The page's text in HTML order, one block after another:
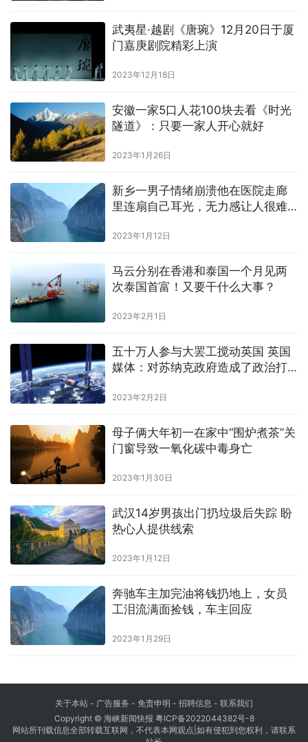
武夷星·越剧《唐琬》12月20日于厦
门嘉庚剧院精彩上演
2023年12月18日
安徽一家5口人花100块去看《时光
隧道》：只要一家人开心就好
2023年1月26日
新乡一男子情绪崩溃他在医院走廊
里连扇自己耳光，无力感让人很难
2023年1月12日
马云分别在香港和泰国一个月见两
次泰国首富！又要干什么大事？
2023年2月1日
五十万人参与大罢工搅动英国 英国
媒体：对苏纳克政府造成了政治打
2023年2月2日
母子俩大年初一在家中“围炉煮茶”关
门窗导致一氧化碳中毒身亡
2023年1月30日
武汉14岁男孩出门扔垃圾后失踪 盼
热心人提供线索
2023年1月12日
奔驰车主加完油将钱扔地上，女员
工泪流满面捡钱，车主回应
2023年1月29日
关于本站 - 广告服务 - 免责申明 - 招聘信息 - 联系我们
Copyright © 海峡新闻快报 粤ICP备2022044382号-8
网站所刊载信息全部转载互联网，不代表本网观点|如有侵犯到您权利，请联系